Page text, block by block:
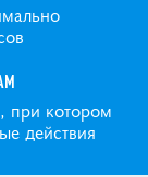
при котором
действия